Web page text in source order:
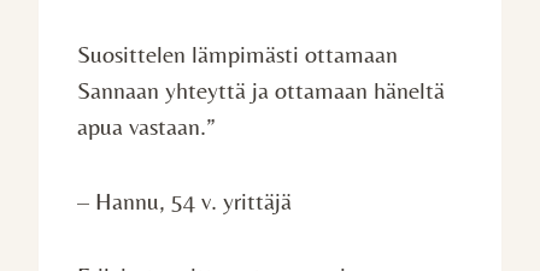
Suosittelen lämpimästi ottamaan
Sannaan yhteyttä ja ottamaan häneltä
apua vastaan.”
– Hannu, 54 v. yrittäjä